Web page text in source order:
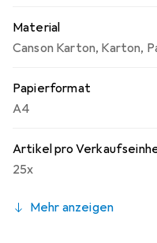
Material
Canson Karton, Karton,
Papierformat
A4
Artikel pro
25x
Mehr anzeigen